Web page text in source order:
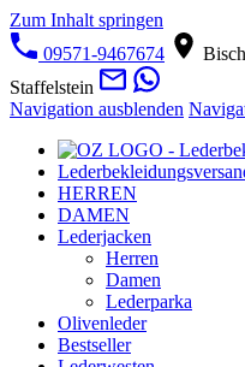
Zum Inhalt springen
09571-9467674
Staffelstein
Navigation ausblenden
HERREN
DAMEN
Lederjacken
Herren
Damen
Lederparka
Olivenleder
Bestseller